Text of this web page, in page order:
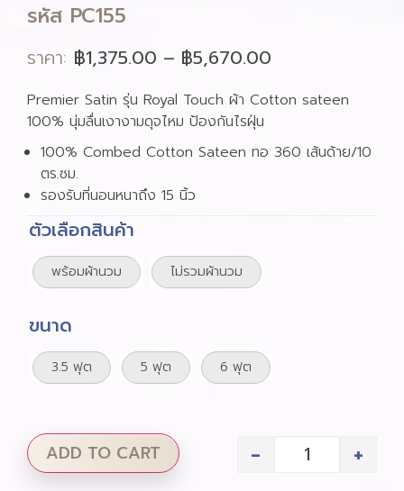
รหัส PC155
ราคา: ฿1,375.00 – ฿5,670.00
Premier Satin รุ่น Royal Touch ผ้า Cotton sateen
100% นุ่มลื่นเงางามดุจไหม ป้องกันไรฝุ่น
100% Combed Cotton Sateen ทอ 360 เส้นด้าย/10
ตร.ซม.
รองรับที่นอนหนาถึง 15 นิ้ว
ตัวเลือกสินค้า
พร้อมผ้านวม ไม่รวมผ้านวม
ขนาด
3.5 ฟุต 5 ฟุต 6 ฟุต
- +
ADD TO CART